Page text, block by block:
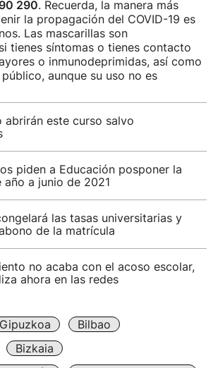
290. Recuerda, la manera más
la propagación del COVID-19 es
Las mascarillas son
tienes síntomas o tienes contacto
o inmunodeprimidas, así como
aunque su uso no es
abrirán este curso salvo
piden a Educación posponer la
año a junio de 2021
las tasas universitarias y
de la matrícula
no acaba con el acoso escolar,
ahora en las redes
Gipuzkoa
Bilbao
Bizkaia